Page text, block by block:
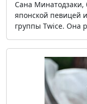
Сана Минатодзаки,
японской певицей
группы Twice. Она